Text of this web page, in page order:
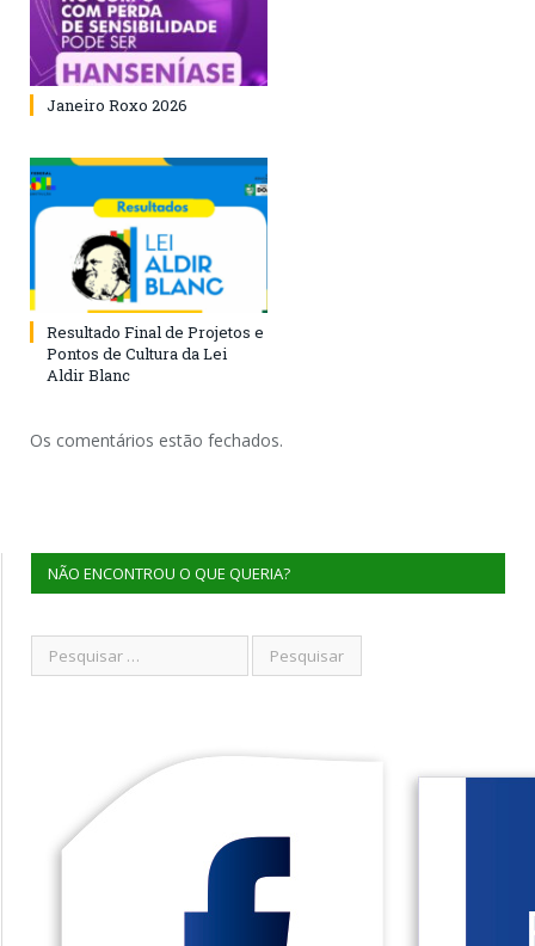
Janeiro Roxo 2026
Resultado Final de Projetos e
Pontos de Cultura da Lei
Aldir Blanc
Os comentários estão fechados.
NÃO ENCONTROU O QUE QUERIA?